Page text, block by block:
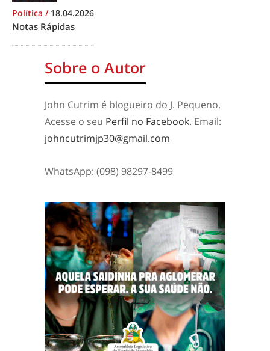
Política / 18.04.2026
Notas Rápidas
Sobre o Autor
John Cutrim é blogueiro do J. Pequeno.
Acesse o seu Perfil no Facebook. Email:
johncutrimjp30@gmail.com
WhatsApp: (098) 98297-8499